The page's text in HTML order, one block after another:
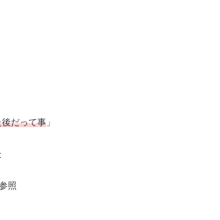
だって事 」
照